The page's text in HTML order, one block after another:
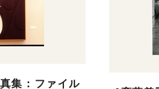
集：ファイル